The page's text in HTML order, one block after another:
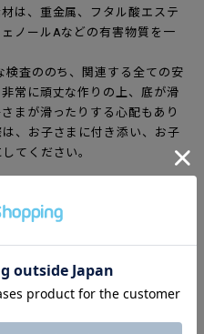
は、重金属、フタル酸エステ
ノールAなどの有害物質を一
検査ののち、関連する全ての安
常に頑丈な作りの上、底が滑
まが滑ったりする心配もあり
、お子さまに付き添い、お子
てください。